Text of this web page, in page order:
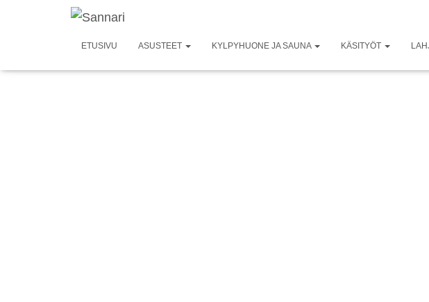
ETUSIVU ASUSTEET KYLPYHUONE JA SAUNA KÄSITYÖT